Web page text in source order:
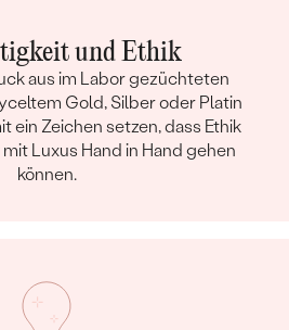
und Ethik
aus im Labor gezüchteten
Gold, Silber oder Platin
ein Zeichen setzen, dass Ethik
Luxus Hand in Hand gehen
können.